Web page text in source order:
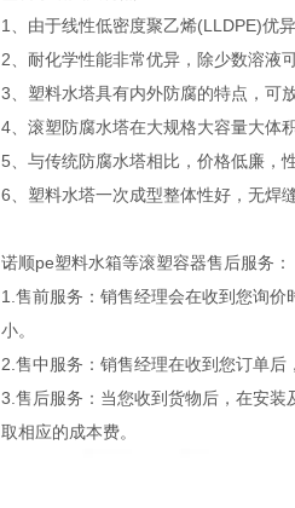
1、由于线性低密度聚乙烯(LLDPE)优
2、耐化学性能非常优异，除少数溶液
3、塑料水塔具有内外防腐的特点，可
4、滚塑防腐水塔在大规格大容量大体
5、与传统防腐水塔相比，价格低廉，
6、塑料水塔一次成型整体性好，无焊
诺顺pe塑料水箱等滚塑容器售后服
1.售前服务：销售经理会在收到您询
小。
2.售中服务：销售经理在收到您订单
3.售后服务：当您收到货物后，在安
取相应的成本费。